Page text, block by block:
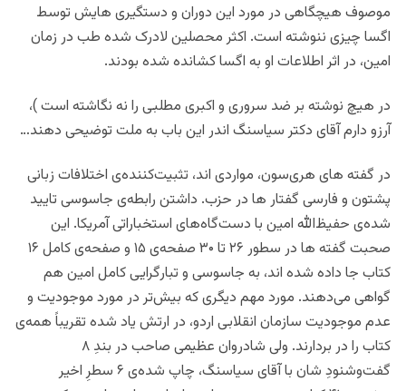
موصوف هیچگاهی در مورد این دوران و دستگیری هایش توسط
اگسا چیزی ننوشته است. اکثر محصلین لادرک شده طب در زمان
امین، در اثر اطلاعات او به اگسا کشانده شده بودند.
در هیچ نوشته بر ضد سروری و اکبری مطلبی را نه نگاشته است )،
آرزو دارم آقای دکتر سیاسنگ اندر این باب به ملت توضیحی دهند…
در گفته های هری‌‌سون، مواردی اند، تثبیت‌کننده‌ی اختلافات زبانی
پشتون و فارسی گفتار ها در حزب. داشتن رابطه‌ی جاسوسی تایید
شده‌ی حفیظ‌الله امین با دست‌گاه‌های استخباراتی آمریکا. این
صحبت‌ گفته ها در سطور ۲۶ تا ۳۰ صفحه‌ی ۱۵ و صفحه‌ی کامل ۱۶
کتاب جا داده شده اند، به جاسوسی و تبارگرایی کامل امین هم
گواهی می‌دهند. مورد مهم دیگری که بیش‌تر در مورد موجودیت و
عدم موجودیت سازمان انقلابی اردو، در ارتش یاد شده تقریباً همه‌ی
کتاب را در بردارند. ولی شادروان عظیمی صاحب در بندِ ۸
گفت‌و‌‌شنودِ‌ شان با آقای سیاسنگ، چاپ شده‌ی ۶ سطرِ اخیر